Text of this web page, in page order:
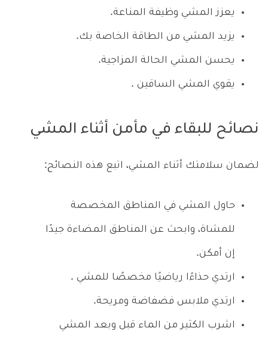
يعزز المشي وظيفة المناعة.
يزيد المشي من الطاقة الخاصة بك.
يحسن المشي الحالة المزاجية.
يقوي المشي الساقين .
نصائح للبقاء في مأمن أثناء المشي
لضمان سلامتك أثناء المشي، اتبع هذه النصائح:
حاول المشي في المناطق المخصصة
للمشاة، وابحث عن المناطق المضاءة جيدًا
إن أمكن.
ارتدي حذاءًا رياضيًا مخصصًا للمشي .
ارتدي ملابس فضفاضة ومريحة.
اشرب الكثير من الماء قبل وبعد المشي